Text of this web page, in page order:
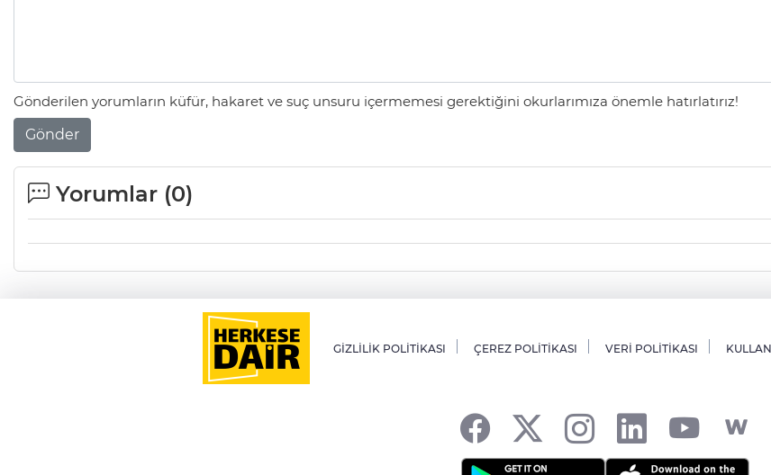
Gönderilen yorumların küfür, hakaret ve suç unsuru içermemesi gerektiğini okurlarımıza önemle hatırlatırız!
Gönder
Yorumlar (0)
GİZLİLİK POLİTİKASI ÇEREZ POLİTİKASI VERİ POLİTİKASI